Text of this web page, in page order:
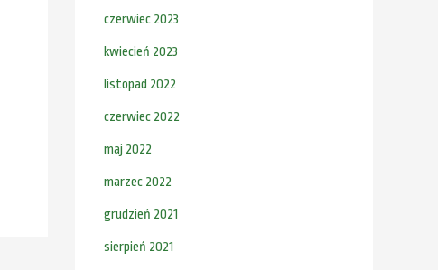
czerwiec 2023
kwiecień 2023
listopad 2022
czerwiec 2022
maj 2022
marzec 2022
grudzień 2021
sierpień 2021